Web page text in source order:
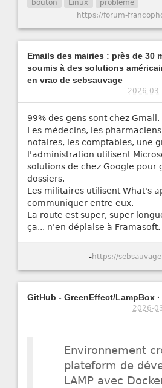
bouton Linux problème
-
Emails des mairies : près de 30
soumis à des solutions
en vrac de sebsauvage
2026-
99% des gens sont chez Gmail.
Les médecins, les
notaires, les comptables, une
l'administration utilisent
solutions de chez Google pour
dossiers.
Les militaires utilisent What's
communiquer entre eux.
La route est super, super
ça... n'en déplaise à Framasoft.
-https://
GitHub - GreenEffect/LampBox
2026-
Environnement
plateform de
LAMP avec